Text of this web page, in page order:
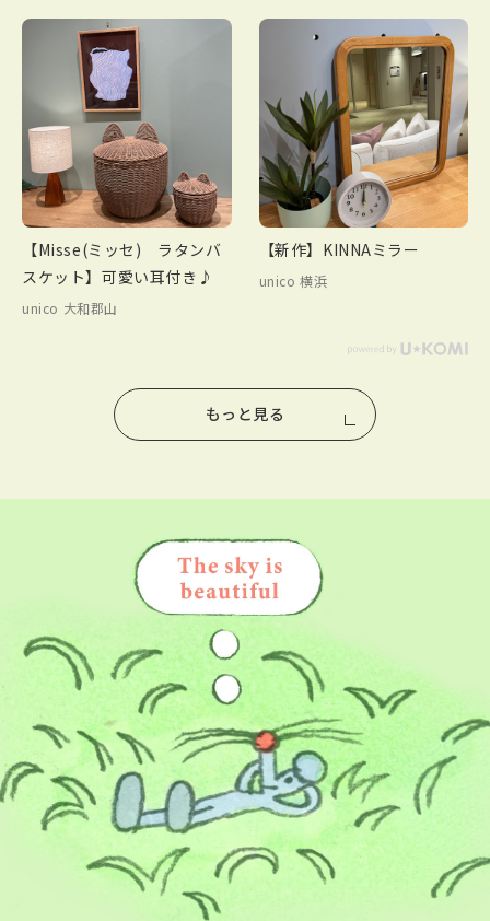
【Misse(ミッセ) ラタンバ
スケット】可愛い耳付き♪
unico 大和郡山
【新作】KINNAミラー
unico 横浜
もっと見る